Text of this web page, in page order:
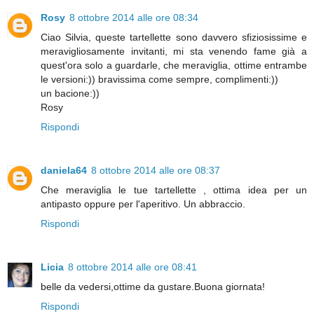
Rosy 8 ottobre 2014 alle ore 08:34
Ciao Silvia, queste tartellette sono davvero sfiziosissime e
meravigliosamente invitanti, mi sta venendo fame già a
quest'ora solo a guardarle, che meraviglia, ottime entrambe
le versioni:)) bravissima come sempre, complimenti:))
un bacione:))
Rosy
Rispondi
daniela64 8 ottobre 2014 alle ore 08:37
Che meraviglia le tue tartellette , ottima idea per un
antipasto oppure per l'aperitivo. Un abbraccio.
Rispondi
Licia 8 ottobre 2014 alle ore 08:41
belle da vedersi,ottime da gustare.Buona giornata!
Rispondi